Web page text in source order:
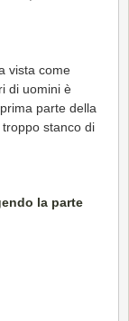
vista come
di uomini è
parte della
stanco di